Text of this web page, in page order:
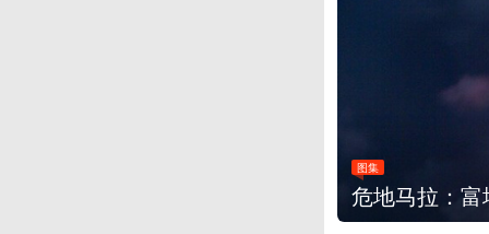
图集
安徽铜陵：